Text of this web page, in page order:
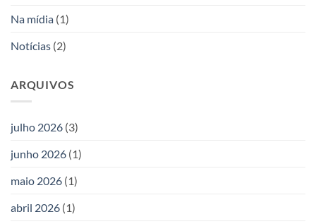
Na mídia (1)
Notícias (2)
ARQUIVOS
julho 2026 (3)
junho 2026 (1)
maio 2026 (1)
abril 2026 (1)